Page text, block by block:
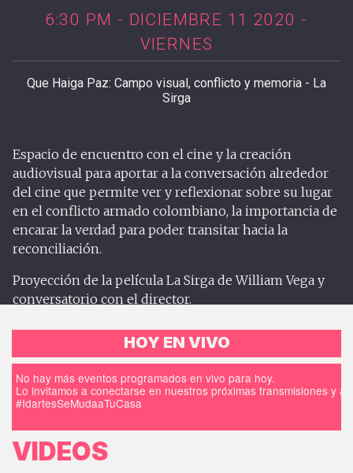
6:30 PM - DICIEMBRE 11 2020 -
VIERNES
Que Haiga Paz: Campo visual, conflicto y memoria - La
Sirga
Espacio de encuentro con el cine y la creación
audiovisual para aportar a la conversación alrededor
del cine que permite ver y reflexionar sobre su lugar
en el conflicto armado colombiano, la importancia de
encarar la verdad para poder transitar hacia la
reconciliación.
Proyección de la película La Sirga de William Vega y
conversatorio con el director.
HOY EN VIVO
No hay más eventos programados en vivo para hoy.
Lo invitamos a conectarse en nuestros próximas transmisiones y
#IdartesSeMudaaTuCasa
VIDEOS